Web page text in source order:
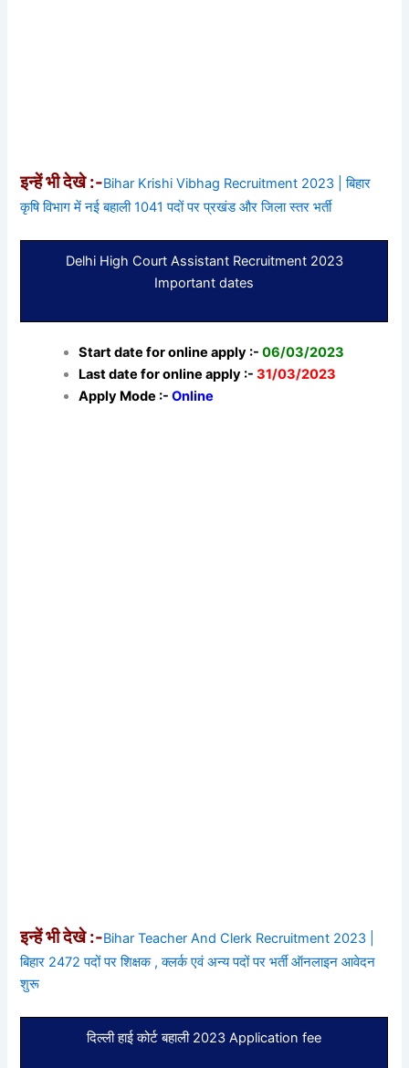
इन्हें भी देखे :-Bihar Krishi Vibhag Recruitment 2023 | बिहार
कृषि विभाग में नई बहाली 1041 पदों पर प्रखंड और जिला स्तर भर्ती
Delhi High Court Assistant Recruitment 2023
Important dates
Start date for online apply :-06/03/2023
Last date for online apply :-31/03/2023
Apply Mode :-Online
इन्हें भी देखे :-Bihar Teacher And Clerk Recruitment 2023 |
बिहार 2472 पदों पर शिक्षक , क्लर्क एवं अन्य पदों पर भर्ती ऑनलाइन आवेदन
शुरू
दिल्ली हाई कोर्ट बहाली 2023 Application fee